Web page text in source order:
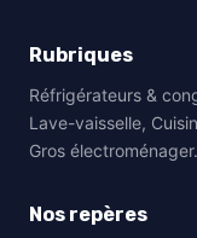
Rubriques
Réfrigérateurs &
Lave-vaisselle,
Gros électroménager.
Nos repères